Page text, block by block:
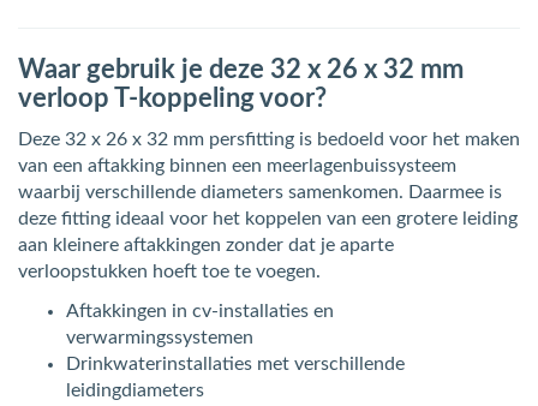
Waar gebruik je deze 32 x 26 x 32 mm
verloop T-koppeling voor?
Deze 32 x 26 x 32 mm persfitting is bedoeld voor het maken
van een aftakking binnen een meerlagenbuissysteem
waarbij verschillende diameters samenkomen. Daarmee is
deze fitting ideaal voor het koppelen van een grotere leiding
aan kleinere aftakkingen zonder dat je aparte
verloopstukken hoeft toe te voegen.
Aftakkingen in cv-installaties en
verwarmingssystemen
Drinkwaterinstallaties met verschillende
leidingdiameters